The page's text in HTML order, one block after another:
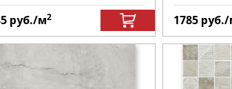
руб./м2 1785 руб./